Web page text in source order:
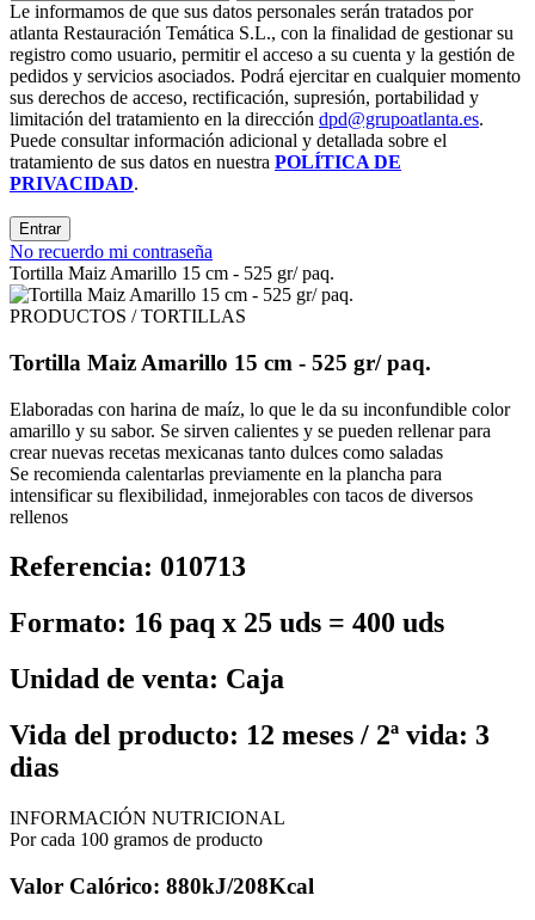
Le informamos de que sus datos personales serán tratados por
atlanta Restauración Temática S.L., con la finalidad de gestionar su
registro como usuario, permitir el acceso a su cuenta y la gestión de
pedidos y servicios asociados. Podrá ejercitar en cualquier momento
sus derechos de acceso, rectificación, supresión, portabilidad y
limitación del tratamiento en la dirección dpd@grupoatlanta.es.
Puede consultar información adicional y detallada sobre el
tratamiento de sus datos en nuestra POLÍTICA DE
PRIVACIDAD.
Entrar
No recuerdo mi contraseña
Tortilla Maiz Amarillo 15 cm - 525 gr/ paq.
PRODUCTOS / TORTILLAS
Tortilla Maiz Amarillo 15 cm - 525 gr/ paq.
Elaboradas con harina de maíz, lo que le da su inconfundible color
amarillo y su sabor. Se sirven calientes y se pueden rellenar para
crear nuevas recetas mexicanas tanto dulces como saladas
Se recomienda calentarlas previamente en la plancha para
intensificar su flexibilidad, inmejorables con tacos de diversos
rellenos
Referencia: 010713
Formato: 16 paq x 25 uds = 400 uds
Unidad de venta: Caja
Vida del producto: 12 meses / 2ª vida: 3
dias
INFORMACIÓN NUTRICIONAL
Por cada 100 gramos de producto
Valor Calórico: 880kJ/208Kcal